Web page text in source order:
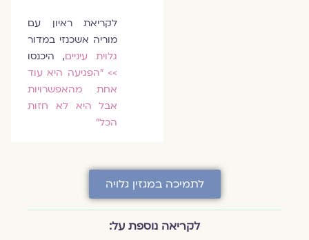
לקריאת ראיון עם
מוריה אשכנזי במדור
גלוית עיניים, היכנסו
>> "הפגיעה היא עוד
אחת מהאפשרויות
אבל היא לא חזות
הכל"
לתמיכה במגזין גלויה
לקריאה נוספת על: